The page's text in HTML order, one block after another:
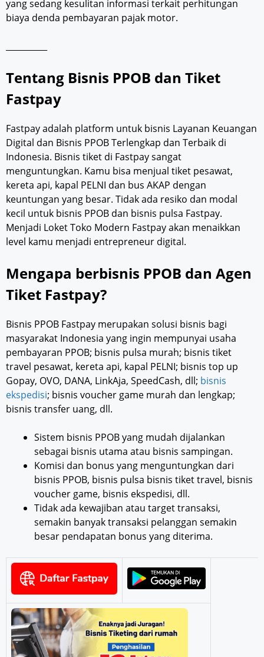
yang sedang kesulitan informasi terkait perhitungan
biaya denda pembayaran pajak motor.
Tentang Bisnis PPOB dan Tiket
Fastpay
Fastpay adalah platform untuk bisnis Layanan Keuangan
Digital dan Bisnis PPOB Terlengkap dan Terbaik di
Indonesia. Bisnis tiket di Fastpay sangat
menguntungkan. Kamu bisa menjual tiket pesawat,
kereta api, kapal PELNI dan bus AKAP dengan
keuntungan yang besar. Tidak ada resiko dan modal
kecil untuk bisnis PPOB dan bisnis pulsa Fastpay.
Menjadi Loket Toko Modern Fastpay akan menaikkan
level kamu menjadi entrepreneur digital.
Mengapa berbisnis PPOB dan Agen
Tiket Fastpay?
Bisnis PPOB Fastpay merupakan solusi bisnis bagi
masyarakat Indonesia yang ingin mempunyai usaha
pembayaran PPOB; bisnis pulsa murah; bisnis tiket
travel pesawat, kereta api, kapal PELNI; bisnis top up
Gopay, OVO, DANA, LinkAja, SpeedCash, dll; bisnis
ekspedisi; bisnis voucher game murah dan lengkap;
bisnis transfer uang, dll.
Sistem bisnis PPOB yang mudah dijalankan
sebagai bisnis utama atau bisnis sampingan.
Komisi dan bonus yang menguntungkan dari
bisnis PPOB, bisnis pulsa bisnis tiket travel, bisnis
voucher game, bisnis ekspedisi, dll.
Tidak ada kewajiban atau target transaksi,
semakin banyak transaksi pelanggan semakin
besar pendapatan bonus yang diterima.